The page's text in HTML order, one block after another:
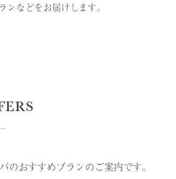
ンなどをお届けします。
おすすめプランのご案内です。